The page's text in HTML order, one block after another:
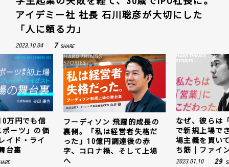
アイデミー社 社長 石川聡彦が大切にした
「人に頼る力」
2023.10.04 7 SHARE
万円でも信
ーツ」の価
イド・ライ
台裏
フーディソン 飛躍的成長の
裏側。「私は経営者失格だ
った」10億円調達後の赤
字、コロナ禍、そして上場
へ
なぜ、彼らは
で新規上場で
場主義を貫い
ち筋｜ファイ
2023.01.10 29